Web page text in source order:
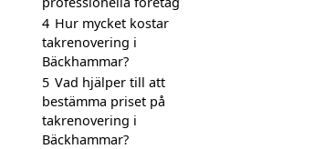
4 Hur mycket kostar
takrenovering i
Bäckhammar?
5 Vad hjälper till att
bestämma priset på
takrenovering i
Bäckhammar?